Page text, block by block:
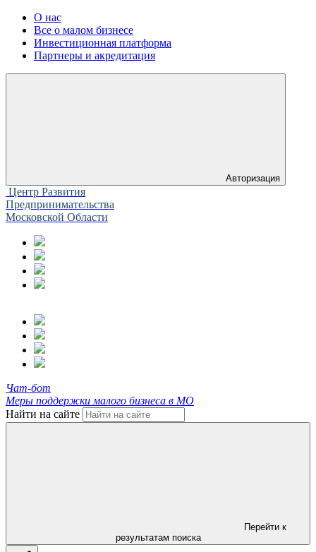
О нас
Все о малом бизнесе
Инвестиционная платформа
Партнеры и акредитация
Авторизация
Центр Развития
Предпринимательства
Московской Области
Чат-бот
Меры поддержки малого бизнеса в МО
Найти на сайте
Перейти к
результатам поиска